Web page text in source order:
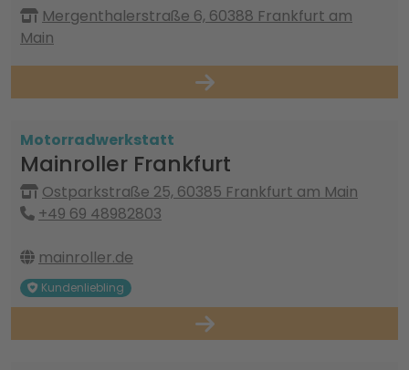
Mergenthalerstraße 6, 60388 Frankfurt am
Main
Motorradwerkstatt
Mainroller Frankfurt
Ostparkstraße 25, 60385 Frankfurt am Main
+49 69 48982803
mainroller.de
Kundenliebling